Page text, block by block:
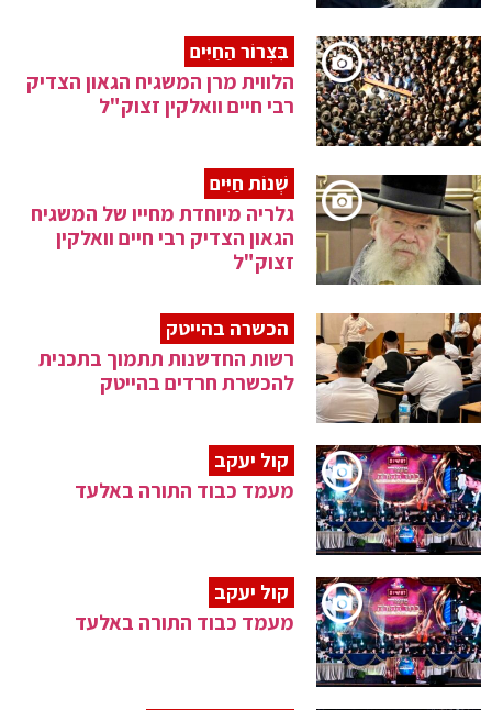
בִּצְרוֹר הַחַיִּים
הלווית מרן המשגיח הגאון הצדיק
רבי חיים וואלקין זצוק"ל
שְׁנוֹת חַיִּים
גלריה מיוחדת מחייו של המשגיח
הגאון הצדיק רבי חיים וואלקין
זצוק"ל
הכשרה בהייטק
רשות החדשנות תתמוך בתכנית
להכשרת חרדים בהייטק
קול יעקב
מעמד כבוד התורה באלעד
קול יעקב
מעמד כבוד התורה באלעד